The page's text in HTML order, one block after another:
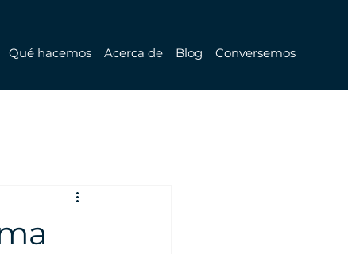
Qué hacemos Acerca de Blog Conversemos